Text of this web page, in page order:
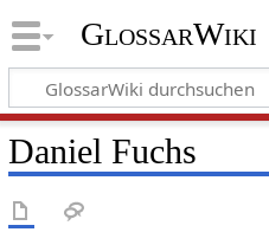
GlossarWiki
Daniel Fuchs